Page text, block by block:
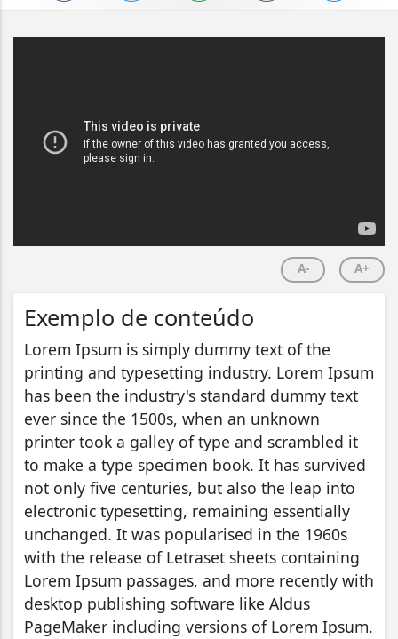
A- A+
Exemplo de conteúdo
Lorem Ipsum is simply dummy text of the
printing and typesetting industry. Lorem Ipsum
has been the industry's standard dummy text
ever since the 1500s, when an unknown
printer took a galley of type and scrambled it
to make a type specimen book. It has survived
not only five centuries, but also the leap into
electronic typesetting, remaining essentially
unchanged. It was popularised in the 1960s
with the release of Letraset sheets containing
Lorem Ipsum passages, and more recently with
desktop publishing software like Aldus
PageMaker including versions of Lorem Ipsum.